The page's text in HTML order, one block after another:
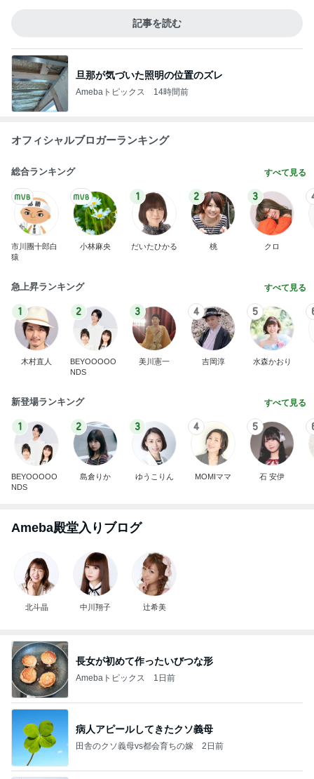
記事を読む
旦那が気づいた照明の位置のズレ
Amebaトピックス 14時間前
オフィシャルブロガーランキング
総合ランキング すべて見る
市川團十郎白
猿
小林麻央
1
だいたひかる
2
桃
3
クロ
急上昇ランキング すべて見る
1
木村直人
2
BEYOOOOO
NDS
3
美川憲一
4
吉岡淳
5
水森かおり
新登場ランキング すべて見る
1
BEYOOOOO
NDS
2
島倉りか
3
ゆうこりん
4
MOMIママ
5
石 安伊
Ameba殿堂入りブログ
北斗晶 中川翔子 辻希美
長女が初めて作ったいびつな形
Amebaトピックス 1日前
病人アピールしてきたクソ義母
田舎のクソ義母vs都会育ちの嫁 2日前